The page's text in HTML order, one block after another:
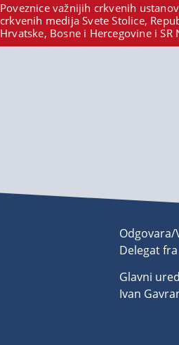
Poveznice važnijih crkvenih
crkvenih medija Svete Stolice,
Hrvatske, Bosne i Hercegovine i SR
Delegat
Glavni
Ivan